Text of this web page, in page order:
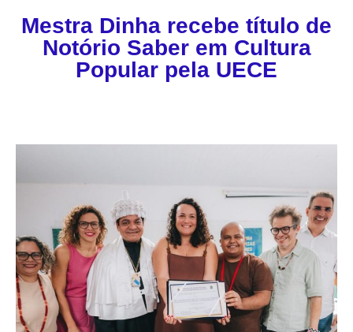
Mestra Dinha recebe título de
Notório Saber em Cultura
Popular pela UECE